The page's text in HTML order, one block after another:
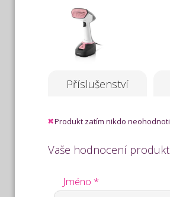
Příslušenství
Produkt zatím nikdo
Vaše hodnocení
Jméno *